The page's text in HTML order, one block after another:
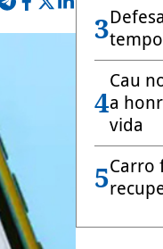
3
4
Cau
a
vida
5Carro